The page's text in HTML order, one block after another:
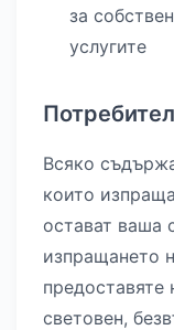
за
услугите
Всяко
които
остават ваша
изпращането
предоставяте
световен,